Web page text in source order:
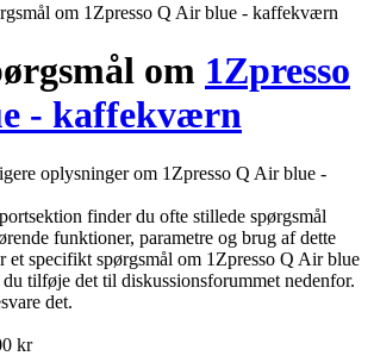
om 1Zpresso
- kaffekværn
oplysninger om 1Zpresso Q Air blue -
finder du ofte stillede spørgsmål
funktioner, parametre og brug af dette
et specifikt spørgsmål om 1Zpresso Q Air blue
tilføje det til diskussionsforummet nedenfor.
det.
kr